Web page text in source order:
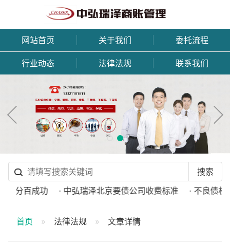
网站首页 关于我们 委托流程
行业动态 法律法规 联系我们
分百成功 · 中弘瑞泽北京要债公司收费标准 · 不良债权
首页 法律法规 文章详情